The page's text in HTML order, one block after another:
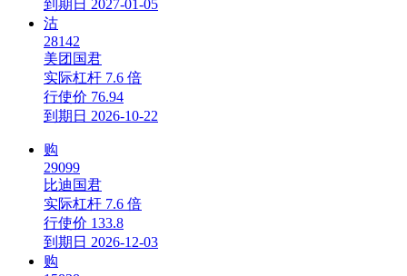
到期日 2027-01-05
沽
28142
美团国君
实际杠杆 7.6 倍
行使价 76.94
到期日 2026-10-22
购
29099
比迪国君
实际杠杆 7.6 倍
行使价 133.8
到期日 2026-12-03
购